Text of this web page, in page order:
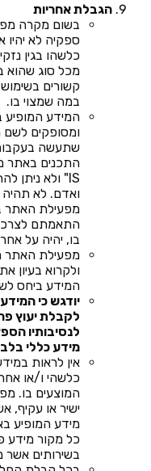
הגבלת אחריות
בשום מקרה
ספקיה לא יהיו
כלשהו בגין
מכל סוג שהוא
קשורים
במה שמצוי בו.
המידע המופיע
ומסופקים לשם
שתעשה
IS" ולא ניתן להתאימם לצרכיו של כל אדם
ואדם. לא תהיה
מפעילת האתר
התאמתם
בו, יהיה על
מפעילת האתר
ולקרוא בעיון
המידע ביחס
יודגש כי
לקבלת יעוץ
לנסיבותיו
מידע כללי
אין לראות
כלשהי ו/או
המוצעים בו.
ישיר או עקיף,
מידע המופיע
כל מקור מידע
בשירותים אשר